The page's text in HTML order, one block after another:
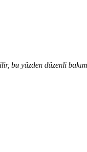
bu yüzden düzenli